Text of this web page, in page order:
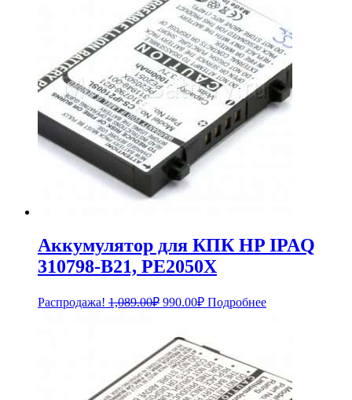
Аккумулятор для КПК HP IPAQ
310798-B21, PE2050X
Распродажа! 1,089.00₽ Первоначальная
1,089.00₽.
990.00₽Текущая
цена:
Подробнее